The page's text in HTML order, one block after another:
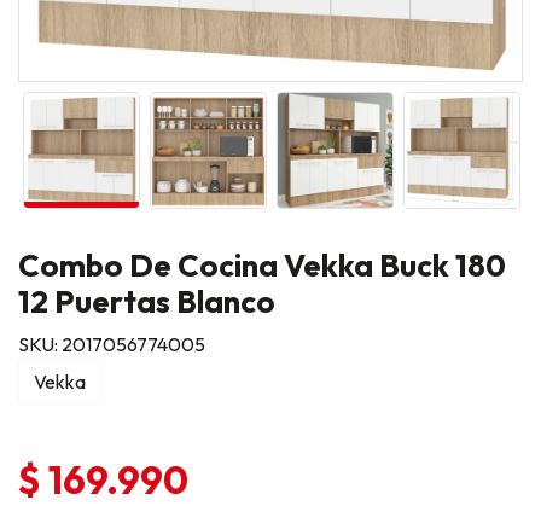
Combo De Cocina Vekka Buck 180
12 Puertas Blanco
SKU: 2017056774005
Vekka
$ 169.990